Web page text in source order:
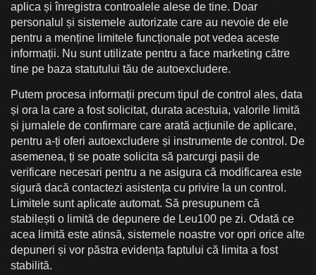
aplica și înregistra controalele alese de tine. Doar
personalul și sistemele autorizate care au nevoie de ele
pentru a menține limitele funcționale pot vedea aceste
informații. Nu sunt utilizate pentru a face marketing către
tine pe baza statutului tău de autoexcludere.
Putem procesa informații precum tipul de control ales, data
și ora la care a fost solicitat, durata acestuia, valorile limită
și jurnalele de confirmare care arată acțiunile de aplicare,
pentru a-ți oferi autoexcludere și instrumente de control. De
asemenea, ți se poate solicita să parcurgi pașii de
verificare necesari pentru a ne asigura că modificarea este
sigură dacă contactezi asistența cu privire la un control.
Limitele sunt aplicate automat. Să presupunem că
stabilești o limită de depunere de Leu100 pe zi. Odată ce
acea limită este atinsă, sistemele noastre vor opri orice alte
depuneri și vor păstra evidența faptului că limita a fost
stabilită.